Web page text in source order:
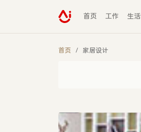
首页 工作 生活
首页 家居设计